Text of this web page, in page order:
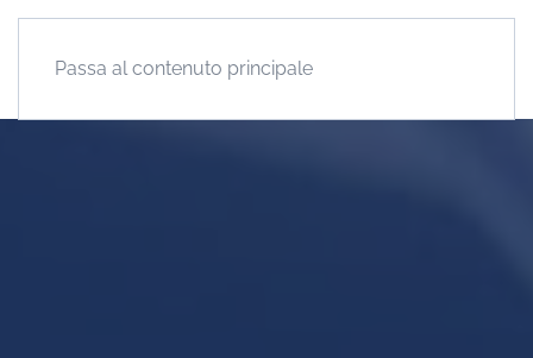
Passa al contenuto principale